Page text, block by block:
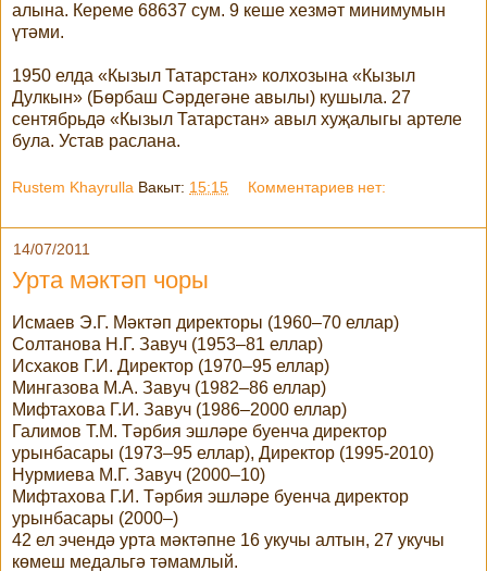
алына. Кереме 68637 сум. 9 кеше хезмәт минимумын
үтәми.
1950 елда «Кызыл Татарстан» колхозына «Кызыл
Дулкын» (Бөрбаш Сәрдегәне авылы) кушыла. 27
сентябрьдә «Кызыл Татарстан» авыл хуҗалыгы артеле
була. Устав раслана.
Rustem Khayrulla Вакыт: 15:15 Комментариев нет:
14/07/2011
Урта мәктәп чоры
Исмаев Э.Г. Мәктәп директоры (1960–70 еллар)
Солтанова Н.Г. Завуч (1953–81 еллар)
Исхаков Г.И. Директор (1970–95 еллар)
Мингазова М.А. Завуч (1982–86 еллар)
Мифтахова Г.И. Завуч (1986–2000 еллар)
Галимов Т.М. Тәрбия эшләре буенча директор
урынбасары (1973–95 еллар), Директор (1995-2010)
Нурмиева М.Г. Завуч (2000–10)
Мифтахова Г.И. Тәрбия эшләре буенча директор
урынбасары (2000–)
42 ел эчендә урта мәктәпне 16 укучы алтын, 27 укучы
көмеш медальгә тәмамлый.